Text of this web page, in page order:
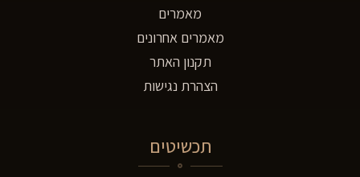
מאמרים
מאמרים אחרונים
תקנון האתר
הצהרת נגישות
תכשיטים